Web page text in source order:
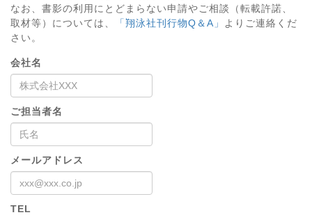
なお、書影の利用にとどまらない申請やご相談（転載許諾、
取材等）については、
「翔泳社刊行物Q＆A」
よりご連絡くだ
さい。
会社名
ご担当者名
メールアドレス
TEL